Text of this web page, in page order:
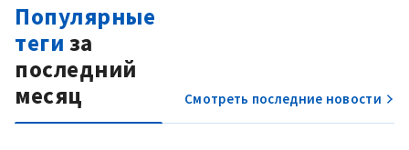
Популярные
теги за
последний
месяц
Смотреть последние новости